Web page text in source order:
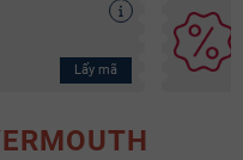
Lấy mã